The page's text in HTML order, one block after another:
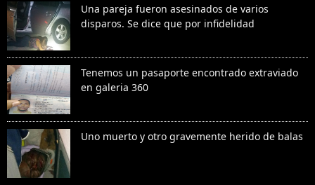
Una pareja fueron asesinados de varios
disparos. Se dice que por infidelidad
Tenemos un pasaporte encontrado extraviado
en galeria 360
Uno muerto y otro gravemente herido de balas